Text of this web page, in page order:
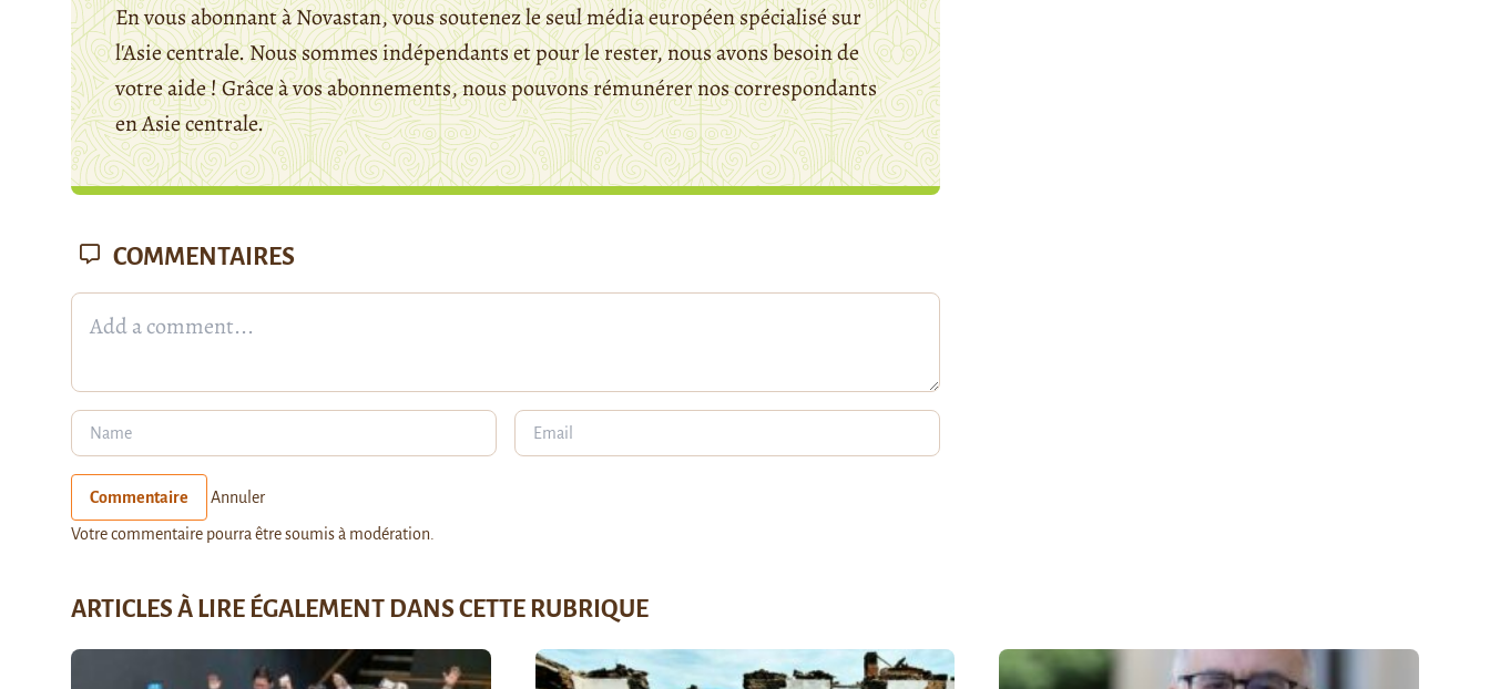
En vous abonnant à Novastan, vous soutenez le seul média européen spécialisé sur
l'Asie centrale. Nous sommes indépendants et pour le rester, nous avons besoin de
votre aide ! Grâce à vos abonnements, nous pouvons rémunérer nos correspondants
en Asie centrale.
COMMENTAIRES
Commentaire Annuler
Votre commentaire pourra être soumis à modération.
ARTICLES À LIRE ÉGALEMENT DANS CETTE RUBRIQUE